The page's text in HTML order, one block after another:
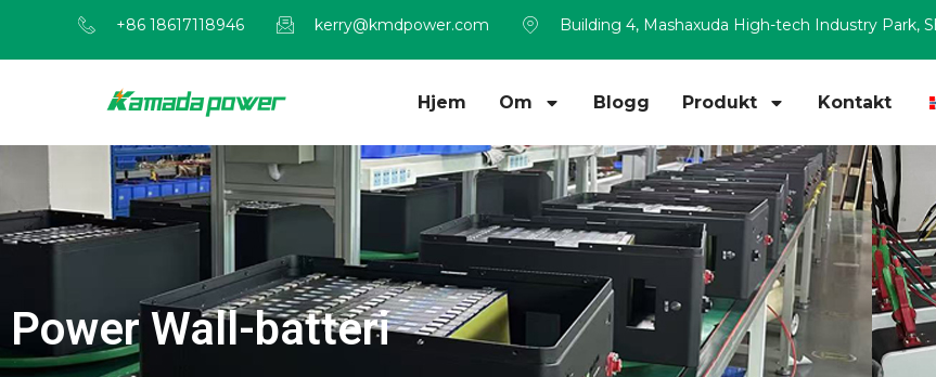
+86 18617118946 kerry@kmdpower.com Building 4, Mashaxuda High-tech Industry Park,
Hjem Om Blogg Produkt Kontakt
Power Wall-batteri